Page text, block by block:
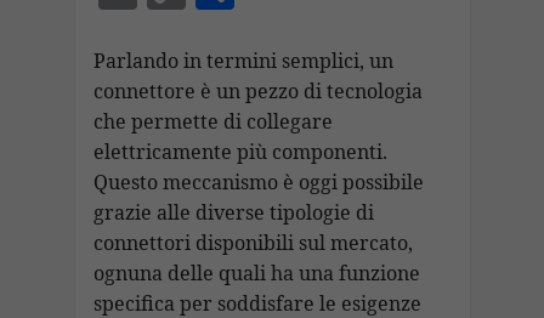
e
b
o
o
k
at
s
A
p
p
gr
a
m
e
dI
n
p
c
h
at
ai
l
p
y
Li
n
k
n
di
vi
di
Parlando in termini semplici, un
connettore è un pezzo di tecnologia
che permette di collegare
elettricamente più componenti.
Questo meccanismo è oggi possibile
grazie alle diverse tipologie di
connettori disponibili sul mercato,
ognuna delle quali ha una funzione
specifica per soddisfare le esigenze